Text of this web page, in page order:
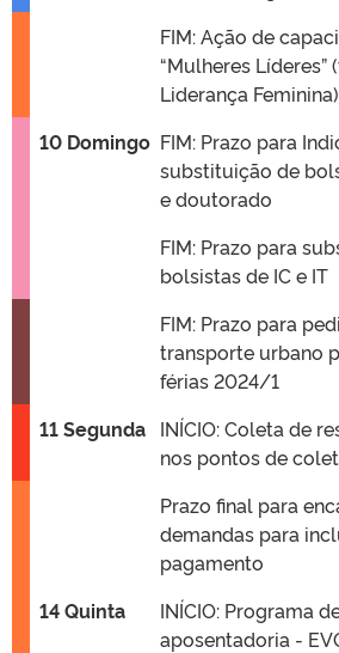
FIM: Ação de
“Mulheres
Liderança Feminina)
10 Domingo FIM: Prazo para
substituição de
e doutorado
FIM: Prazo para
bolsistas de IC e IT
FIM: Prazo para
transporte urbano
férias 2024/1
11 Segunda INÍCIO: Coleta de
nos pontos de
Prazo final para
demandas para
pagamento
14 Quinta
INÍCIO: Programa
aposentadoria -